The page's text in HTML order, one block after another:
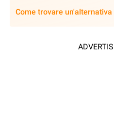
Come trovare un'alternativa